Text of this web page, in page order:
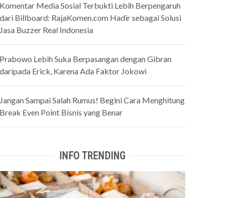
Media Sosial Terbukti Lebih Berpengaruh
Billboard: RajaKomen.com Hadir sebagai Solusi
Buzzer Real Indonesia
Lebih Suka Berpasangan dengan Gibran
Erick, Karena Ada Faktor Jokowi
Sampai Salah Rumus! Begini Cara Menghitung
Even Point Bisnis yang Benar
INFO TRENDING